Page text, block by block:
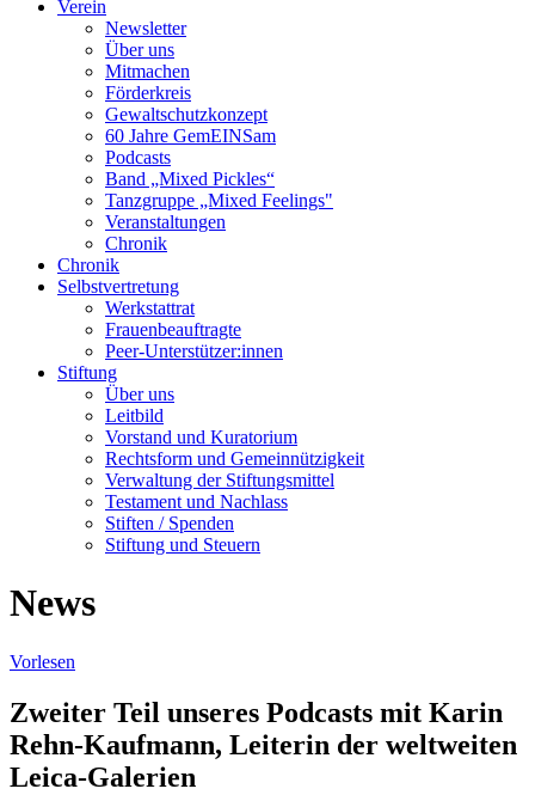
Verein
Newsletter
Über uns
Mitmachen
Förderkreis
Gewaltschutzkonzept
60 Jahre GemEINSam
Podcasts
Band „Mixed Pickles“
Tanzgruppe „Mixed Feelings"
Veranstaltungen
Chronik
Chronik
Selbstvertretung
Werkstattrat
Frauenbeauftragte
Peer-Unterstützer:innen
Stiftung
Über uns
Leitbild
Vorstand und Kuratorium
Rechtsform und Gemeinnützigkeit
Verwaltung der Stiftungsmittel
Testament und Nachlass
Stiften / Spenden
Stiftung und Steuern
News
Vorlesen
Zweiter Teil unseres Podcasts mit Karin
Rehn-Kaufmann, Leiterin der weltweiten
Leica-Galerien